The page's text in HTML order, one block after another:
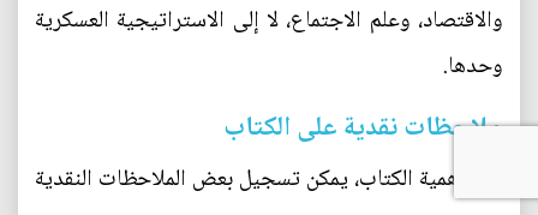
والاقتصاد، وعلم الاجتماع، لا إلى الاستراتيجية العسكرية
وحدها.
ملاحظات نقدية على الكتاب
رغم أهمية الكتاب، يمكن تسجيل بعض الملاحظات النقدية